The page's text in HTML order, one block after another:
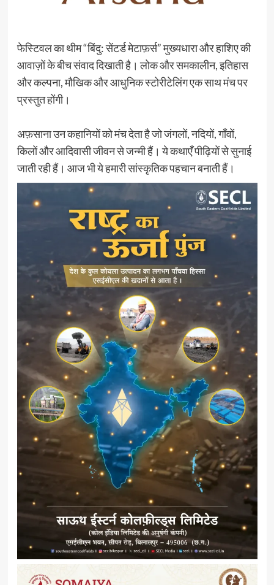
फेस्टिवल का थीम “बिंदु: सेंटर्ड मेटाफ़र्स” मुख्यधारा और हाशिए की
आवाज़ों के बीच संवाद दिखाती है। लोक और समकालीन, इतिहास
और कल्पना, मौखिक और आधुनिक स्टोरीटेलिंग एक साथ मंच पर
प्रस्तुत होंगी।
अफ़साना उन कहानियों को मंच देता है जो जंगलों, नदियों, गाँवों,
किलों और आदिवासी जीवन से जन्मी हैं। ये कथाएँ पीढ़ियों से सुनाई
जाती रही हैं। आज भी ये हमारी सांस्कृतिक पहचान बनाती हैं।